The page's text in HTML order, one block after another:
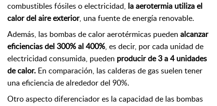
combustibles fósiles o electricidad, la aerotermia utiliza el
calor del aire exterior, una fuente de energía renovable.
Además, las bombas de calor aerotérmicas pueden alcanzar
eficiencias del 300% al 400%, es decir, por cada unidad de
electricidad consumida, pueden producir de 3 a 4 unidades
de calor. En comparación, las calderas de gas suelen tener
una eficiencia de alrededor del 90%.
Otro aspecto diferenciador es la capacidad de las bombas